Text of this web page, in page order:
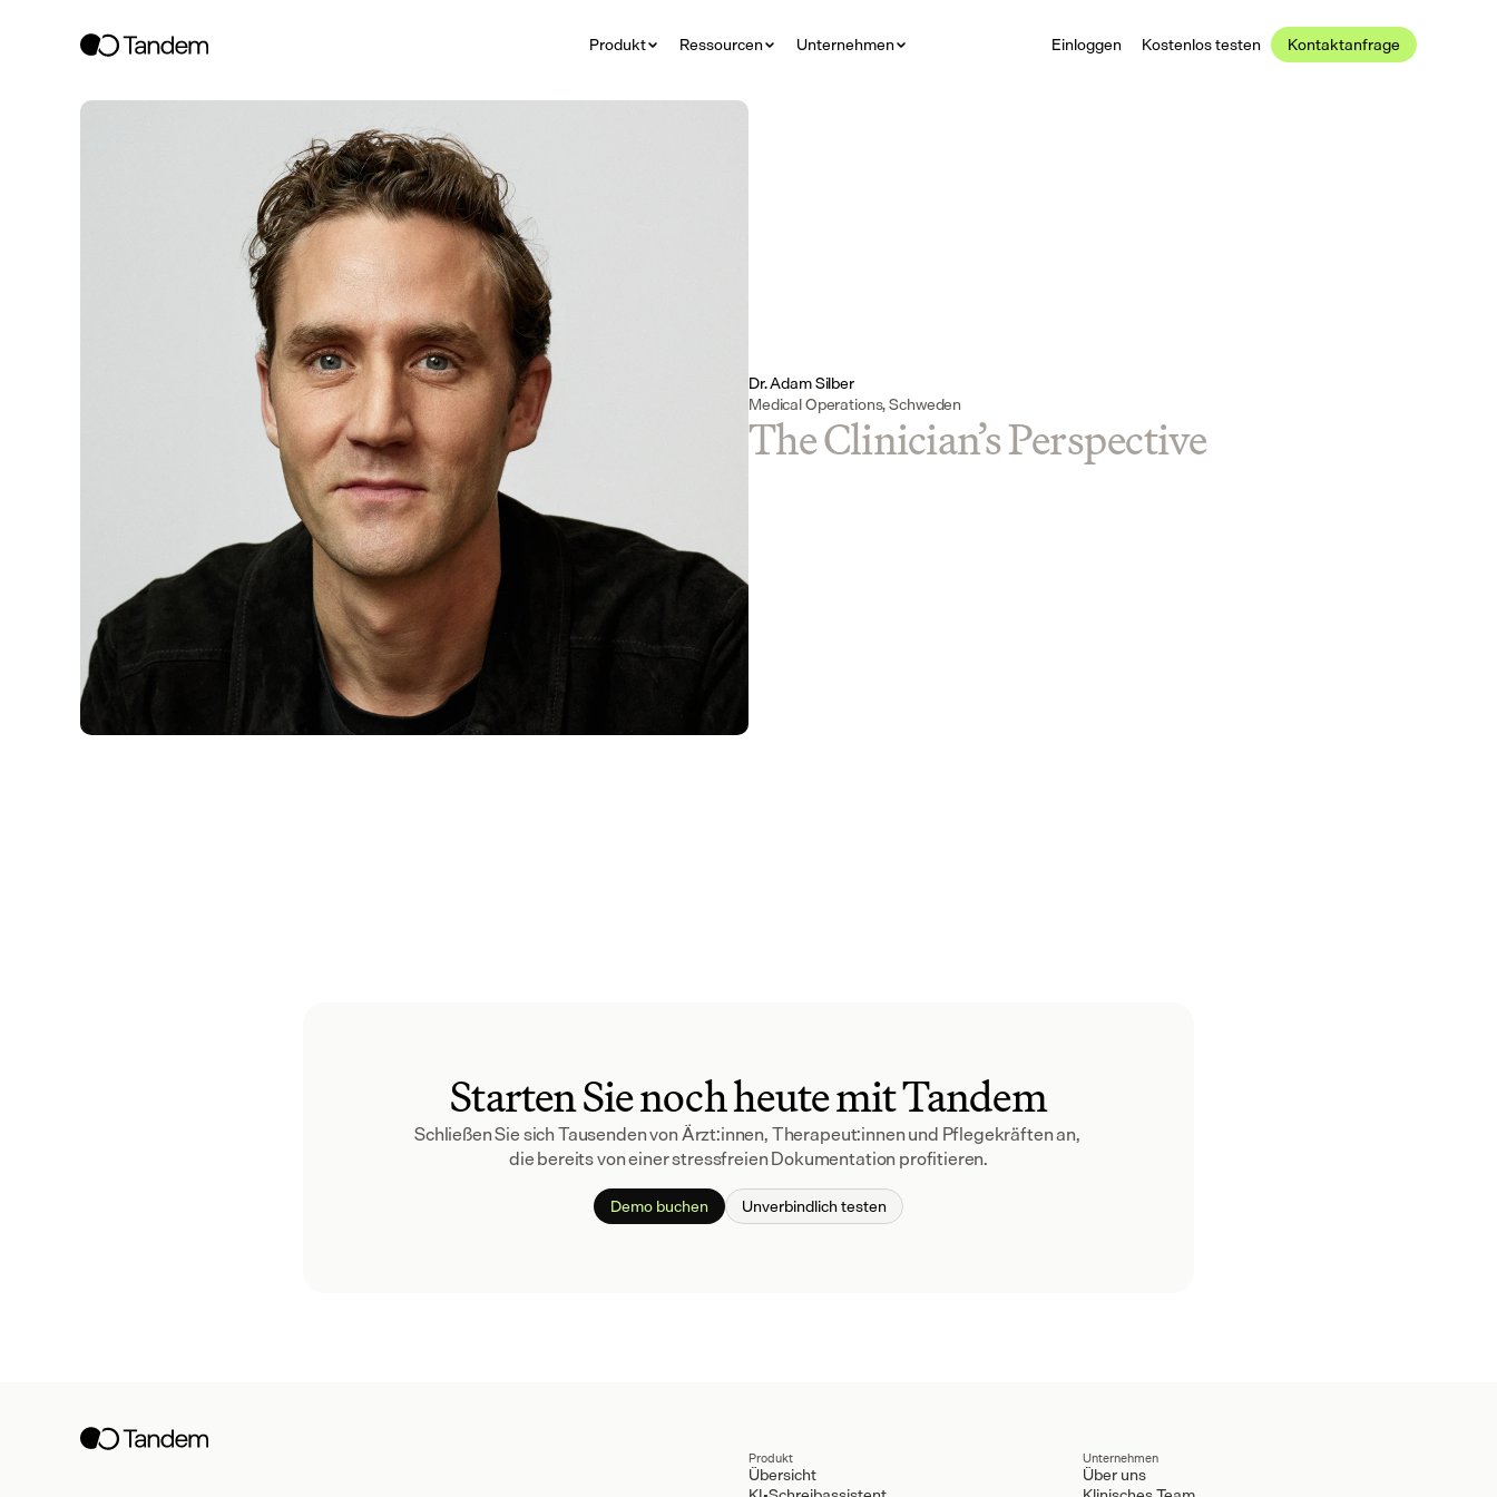
Produkt Ressourcen Unternehmen Einloggen Kostenlos testen Kontaktanfrage
Dr. Adam Silber
Medical Operations, Schweden
The Clinician’s Perspective
Starten Sie noch heute mit Tandem
Schließen Sie sich Tausenden von Ärzt:innen, Therapeut:innen und Pflegekräften an,
die bereits von einer stressfreien Dokumentation profitieren.
Demo buchen Unverbindlich testen
Produkt
Übersicht
Unternehmen
Über uns